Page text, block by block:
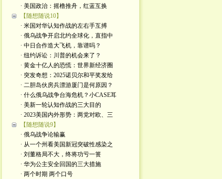
· 美国政治：摇橹推舟，红蓝互换
【随想随说10】
· 米国对华认知作战的左右手互搏
· 俄乌战争开启北约全球化，直指中
· 中日合作造大飞机，靠谱吗？
· 纽约诉讼：川普的机会来了？
· 黄金十亿人的恐慌：世界新经济圈
· 突发奇想：2025诺贝尔和平奖发给
· 二胆岛伙房兵漂游厦门是何原因？
· 什么俄乌战争台海危机？小CASE耳
· 美新一轮认知作战的三大目的
· 2023美国内外形势：两党对欧、三
【随想随说9】
· 俄乌战争论输赢
· 从一个州看美国新冠突破性感染之
· 刘董格局不大，终将功亏一篑
· 华为公主安全回国的三大措施
· 两个时期 两个口号